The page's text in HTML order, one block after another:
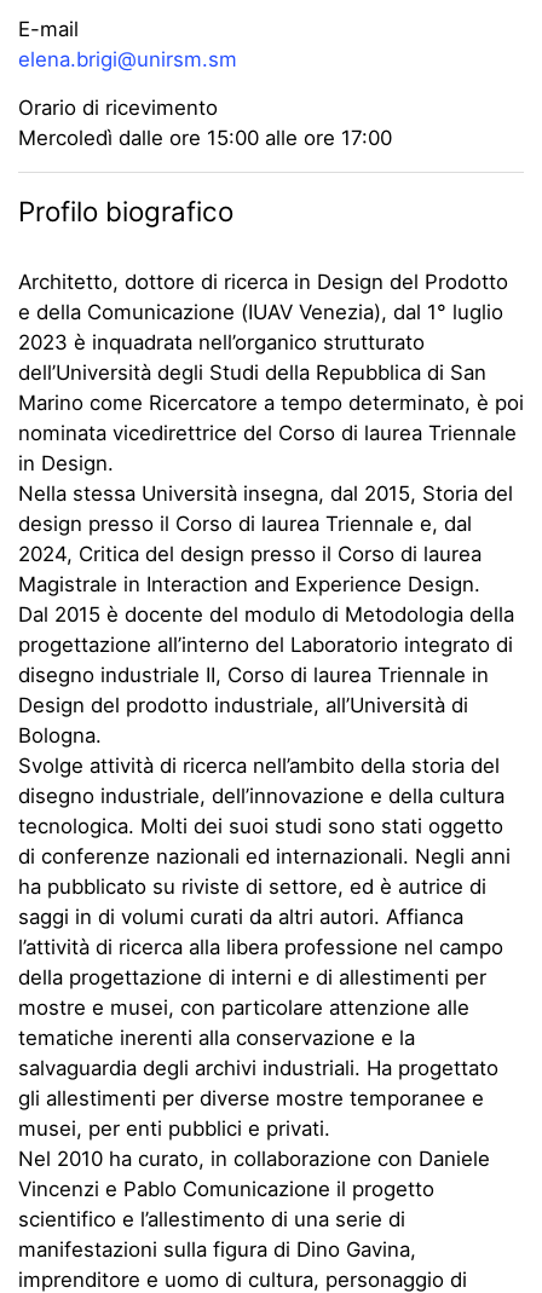
E-mail
elena.brigi@unirsm.sm
Orario di ricevimento
Mercoledì dalle ore 15:00 alle ore 17:00
Profilo biografico
Architetto, dottore di ricerca in Design del Prodotto
e della Comunicazione (IUAV Venezia), dal 1° luglio
2023 è inquadrata nell’organico strutturato
dell’Università degli Studi della Repubblica di San
Marino come Ricercatore a tempo determinato, è poi
nominata vicedirettrice del Corso di laurea Triennale
in Design.
Nella stessa Università insegna, dal 2015, Storia del
design presso il Corso di laurea Triennale e, dal
2024, Critica del design presso il Corso di laurea
Magistrale in Interaction and Experience Design.
Dal 2015 è docente del modulo di Metodologia della
progettazione all’interno del Laboratorio integrato di
disegno industriale II, Corso di laurea Triennale in
Design del prodotto industriale, all’Università di
Bologna.
Svolge attività di ricerca nell’ambito della storia del
disegno industriale, dell’innovazione e della cultura
tecnologica. Molti dei suoi studi sono stati oggetto
di conferenze nazionali ed internazionali. Negli anni
ha pubblicato su riviste di settore, ed è autrice di
saggi in di volumi curati da altri autori. Affianca
l’attività di ricerca alla libera professione nel campo
della progettazione di interni e di allestimenti per
mostre e musei, con particolare attenzione alle
tematiche inerenti alla conservazione e la
salvaguardia degli archivi industriali. Ha progettato
gli allestimenti per diverse mostre temporanee e
musei, per enti pubblici e privati.
Nel 2010 ha curato, in collaborazione con Daniele
Vincenzi e Pablo Comunicazione il progetto
scientifico e l’allestimento di una serie di
manifestazioni sulla figura di Dino Gavina,
imprenditore e uomo di cultura, personaggio di